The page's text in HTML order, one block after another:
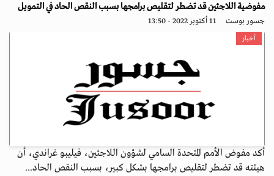
مفوضية اللاجئين قد تضطر لتقليص برامجها بسبب النقص الحاد في التمويل
جسور بوست 11 أكتوبر 2022 - 13:50
أخبار
أكد مفوض الأمم المتحدة السامي لشؤون اللاجئين، فيليبو غراندي، أن
هيئته قد تضطر لتقليص برامجها بشكل كبير، بسبب النقص الحاد...